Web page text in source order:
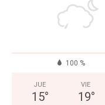
100 %
JUE
15°
VIE
19°